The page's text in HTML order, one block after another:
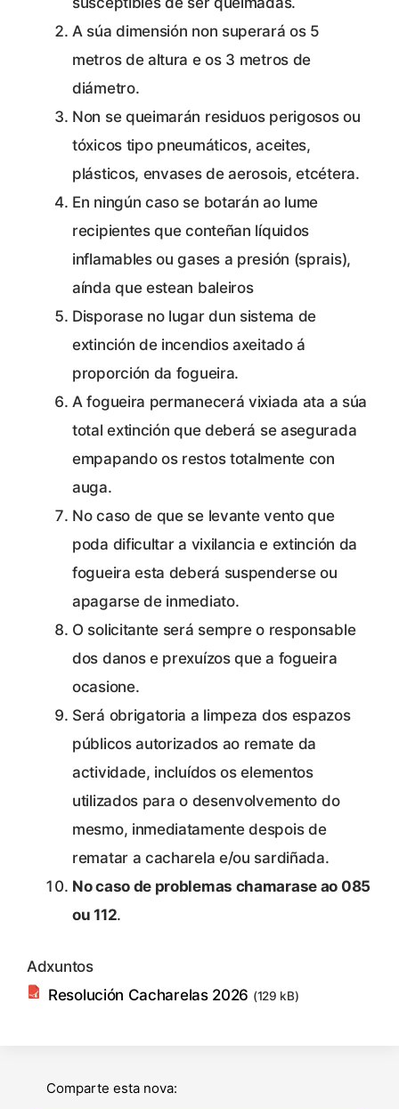
A súa dimensión non superará os 5
metros de altura e os 3 metros de
diámetro.
Non se queimarán residuos perigosos ou
tóxicos tipo pneumáticos, aceites,
plásticos, envases de aerosois, etcétera.
En ningún caso se botarán ao lume
recipientes que conteñan líquidos
inflamables ou gases a presión (sprais),
aínda que estean baleiros
Disporase no lugar dun sistema de
extinción de incendios axeitado á
proporción da fogueira.
A fogueira permanecerá vixiada ata a súa
total extinción que deberá se asegurada
empapando os restos totalmente con
auga.
No caso de que se levante vento que
poda dificultar a vixilancia e extinción da
fogueira esta deberá suspenderse ou
apagarse de inmediato.
O solicitante será sempre o responsable
dos danos e prexuízos que a fogueira
ocasione.
Será obrigatoria a limpeza dos espazos
públicos autorizados ao remate da
actividade, incluídos os elementos
utilizados para o desenvolvemento do
mesmo, inmediatamente despois de
rematar a cacharela e/ou sardiñada.
No caso de problemas chamarase ao 085
ou 112.
Adxuntos
Resolución Cacharelas 2026 (129 kB)
Comparte esta nova: